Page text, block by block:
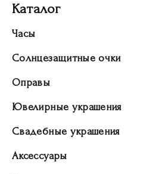
Каталог
Часы
Солнцезащитные очки
Оправы
Ювелирные украшения
Свадебные украшения
Аксессуары